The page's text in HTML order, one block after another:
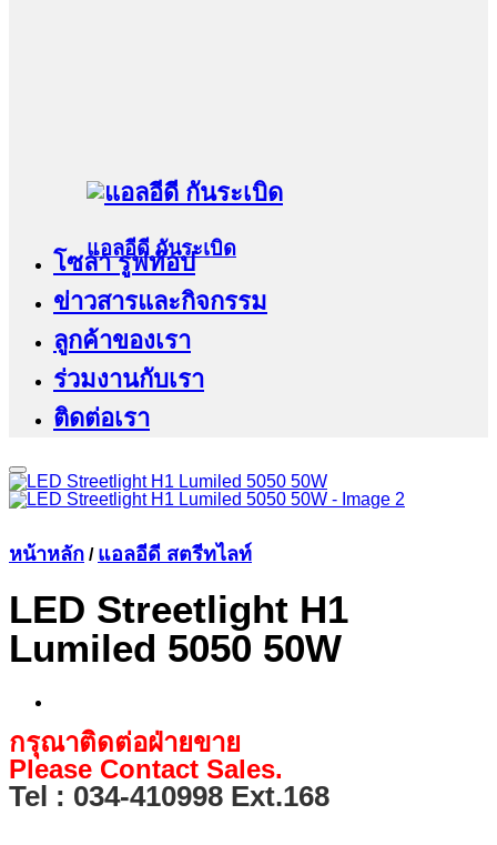
แอลอีดี กันระเบิด
โซล่า รูฟท๊อป
ข่าวสารและกิจกรรม
ลูกค้าของเรา
ร่วมงานกับเรา
ติดต่อเรา
หน้าหลัก / แอลอีดี สตรีทไลท์
LED Streetlight H1
Lumiled 5050 50W
กรุณาติดต่อฝ่ายขาย
Please Contact Sales.
Tel : 034-410998 Ext.168